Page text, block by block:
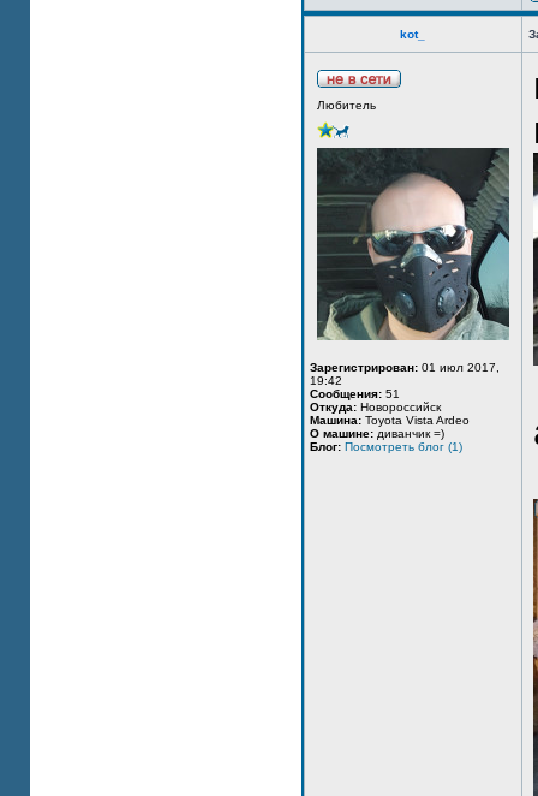
kot_
Любитель
Зарегистрирован: 01 июл 2017,
19:42
Сообщения: 51
Откуда: Новороссийск
Машина: Toyota Vista Ardeo
О машине: диванчик =)
Блог: Посмотреть блог (1)